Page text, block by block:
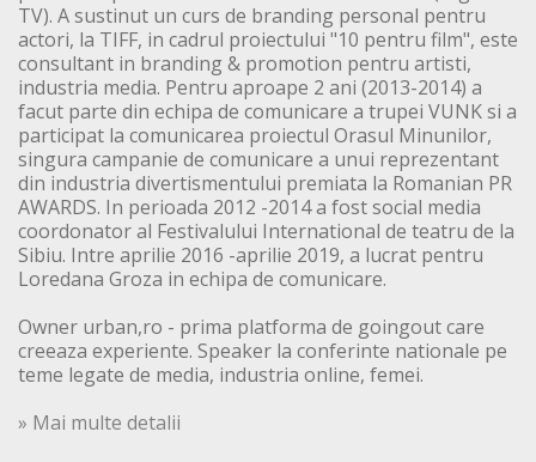
TV). A sustinut un curs de branding personal pentru
actori, la TIFF, in cadrul proiectului "10 pentru film", este
consultant in branding & promotion pentru artisti,
industria media. Pentru aproape 2 ani (2013-2014) a
facut parte din echipa de comunicare a trupei VUNK si a
participat la comunicarea proiectul Orasul Minunilor,
singura campanie de comunicare a unui reprezentant
din industria divertismentului premiata la Romanian PR
AWARDS. In perioada 2012 -2014 a fost social media
coordonator al Festivalului International de teatru de la
Sibiu. Intre aprilie 2016 -aprilie 2019, a lucrat pentru
Loredana Groza in echipa de comunicare.
Owner urban,ro - prima platforma de goingout care
creeaza experiente. Speaker la conferinte nationale pe
teme legate de media, industria online, femei.
» Mai multe detalii